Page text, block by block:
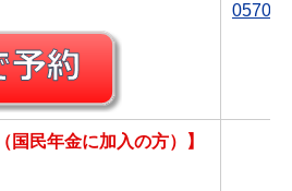
0570-
国民年金に加入の方）】